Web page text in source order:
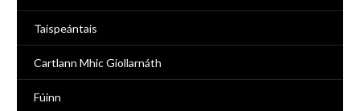
Taispeántais
Cartlann Mhic Giollarnáth
Fúinn